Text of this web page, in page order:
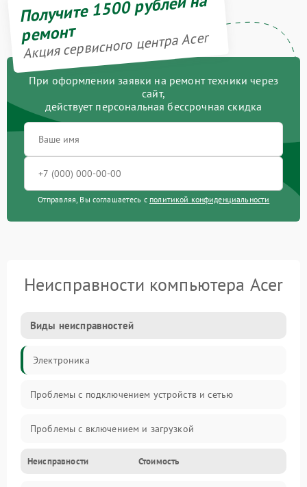
Получите 1500 рублей на
ремонт
Акция сервисного центра Acer
При оформлении заявки на ремонт техники через
сайт,
действует персональная бессрочная скидка
Отправляя, Вы соглашаетесь с политикой конфиденциальности
Неисправности компьютера Acer
Виды неисправностей
Электроника
Проблемы с подключением устройств и сетью
Проблемы с включением и загрузкой
Проблемы с изображением и монитором
Неисправности Стоимость